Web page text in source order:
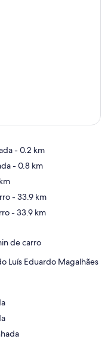
- 0.2 km
- 0.8 km
- 33.9 km
- 33.9 km
de carro
Luís Eduardo Magalhães